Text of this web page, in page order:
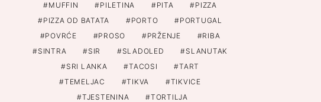
MUFFIN
PILETINA PITA
PIZZA
PIZZA OD BATATA
PORTO
PORTUGAL
POVRĆE
PROSO PRŽENJE
RIBA
SINTRA
SIR SLADOLED
SLANUTAK
SRI LANKA
TACOSI
TART
TEMELJAC
TIKVA
TIKVICE
TJESTENINA
TORTILJA